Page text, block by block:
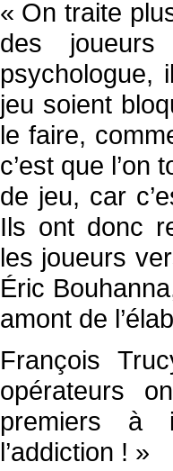
« On traite
des
psychologue,
jeu soient
le faire,
c’est que l’on
de jeu, car
Ils ont donc
les joueurs
Éric
amont de
François
opérateurs
premiers à
l’addiction ! »